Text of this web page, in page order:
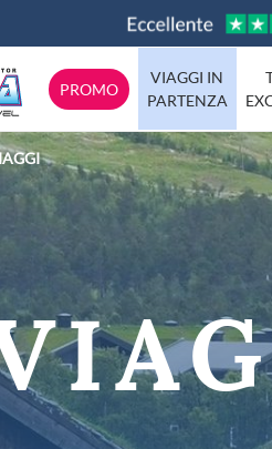
PROMO
VIAGGI IN
PARTENZA
Abruzzo
Calabria
Emilia-Romagna
Lombardia
Molise
Puglia
Sicilia
Trentino